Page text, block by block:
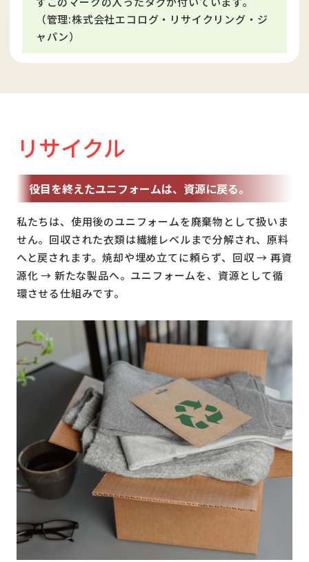
（管理:株式会社エコログ・リサイクリング・ジ
ャパン）
リサイクル
役目を終えたユニフォームは、資源に戻る。
私たちは、使用後のユニフォームを廃棄物として扱いま
せん。回収された衣類は繊維レベルまで分解され、原料
へと戻されます。焼却や埋め立てに頼らず、回収 → 再資
源化 → 新たな製品へ。ユニフォームを、資源として循
環させる仕組みです。